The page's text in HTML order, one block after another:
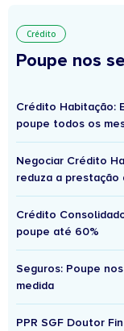
Crédito
Poupe nos
Crédito Habitação:
poupe todos os
Negociar Crédito
reduza a prestação
Crédito
poupe até 60%
Seguros: Poupe
medida
PPR SGF Doutor